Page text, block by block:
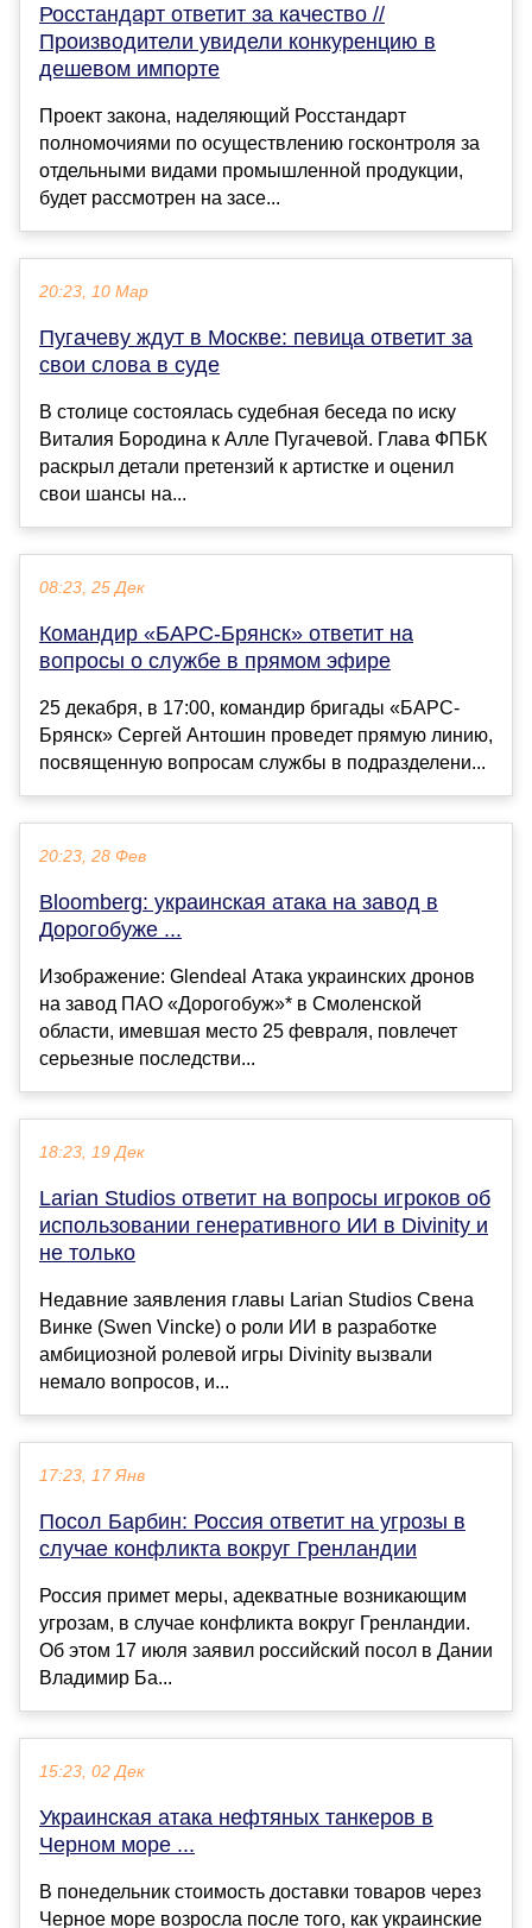
Росстандарт ответит за качество //
Производители увидели конкуренцию в
дешевом импорте
Проект закона, наделяющий Росстандарт
полномочиями по осуществлению госконтроля за
отдельными видами промышленной продукции,
будет рассмотрен на засе...
20:23, 10 Мар
Пугачеву ждут в Москве: певица ответит за
свои слова в суде
В столице состоялась судебная беседа по иску
Виталия Бородина к Алле Пугачевой. Глава ФПБК
раскрыл детали претензий к артистке и оценил
свои шансы на...
08:23, 25 Дек
Командир «БАРС-Брянск» ответит на
вопросы о службе в прямом эфире
25 декабря, в 17:00, командир бригады «БАРС-
Брянск» Сергей Антошин проведет прямую линию,
посвященную вопросам службы в подразделени...
20:23, 28 Фев
Bloomberg: украинская атака на завод в
Дорогобуже ...
Изображение: Glendeal Атака украинских дронов
на завод ПАО «Дорогобуж»* в Смоленской
области, имевшая место 25 февраля, повлечет
серьезные последстви...
18:23, 19 Дек
Larian Studios ответит на вопросы игроков об
использовании генеративного ИИ в Divinity и
не только
Недавние заявления главы Larian Studios Свена
Винке (Swen Vincke) о роли ИИ в разработке
амбициозной ролевой игры Divinity вызвали
немало вопросов, и...
17:23, 17 Янв
Посол Барбин: Россия ответит на угрозы в
случае конфликта вокруг Гренландии
Россия примет меры, адекватные возникающим
угрозам, в случае конфликта вокруг Гренландии.
Об этом 17 июля заявил российский посол в Дании
Владимир Ба...
15:23, 02 Дек
Украинская атака нефтяных танкеров в
Черном море ...
В понедельник стоимость доставки товаров через
Черное море возросла после того, как украинские